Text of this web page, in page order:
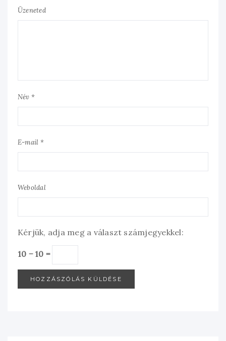
Üzeneted
Név *
E-mail *
Weboldal
Kérjük, adja meg a választ számjegyekkel:
10 − 10 =